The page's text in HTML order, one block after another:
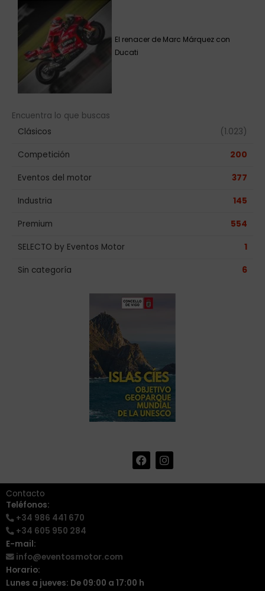
El renacer de Marc Márquez con
Ducati
Encuentra lo que buscas
Clásicos
(1.023)
Competición 200
Eventos del motor 377
Industria 145
Premium 554
SELECTO by Eventos Motor 1
Sin categoría 6
F
a
e
I
n
t
Contacto
Teléfonos:
+34 986 441 670
+34 605 950 284
E-mail:
info@eventosmotor.com
Horario:
Lunes a jueves: De 09:00 a 17:00 h